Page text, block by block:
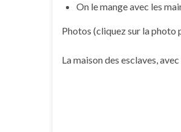
On le mange avec les
Photos (cliquez sur la photo
La maison des esclaves,